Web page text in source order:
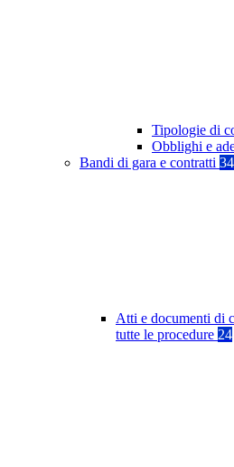
Tipologie di
Obblighi e
Bandi di gara e contratti
Atti e documenti di
tutte le procedure 24